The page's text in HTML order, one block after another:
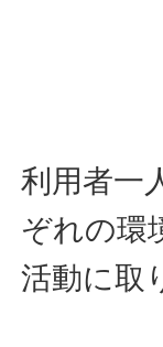
利用者一
ぞれの環
活動に取